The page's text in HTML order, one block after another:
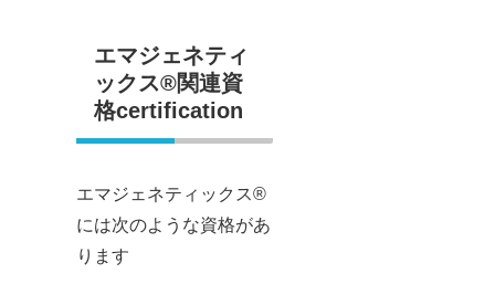
エマジェネティ
ックス®関連資
格certification
エマジェネティックス®
には次のような資格があ
ります